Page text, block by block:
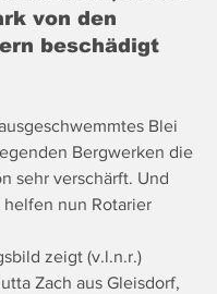
von den
beschädigt
Blei
Bergwerken die
sehr verschärft. Und
nun Rotarier
zeigt (v.l.n.r.)
Zach aus Gleisdorf,